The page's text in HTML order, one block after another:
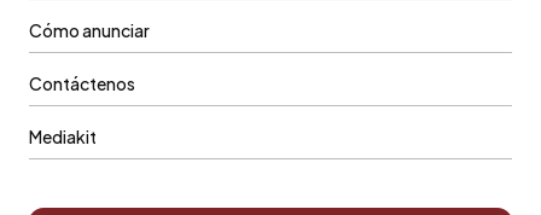
Cómo anunciar
Contáctenos
Mediakit